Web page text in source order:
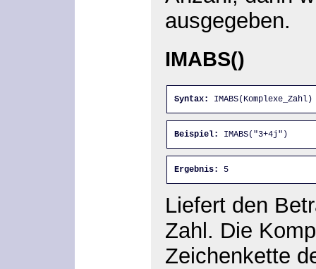
ausgegeben.
IMABS()
Syntax: IMABS(Komplexe_Zahl)
Beispiel: IMABS("3+4j")
Ergebnis: 5
Liefert den
Zahl. Die
Zeichenkette